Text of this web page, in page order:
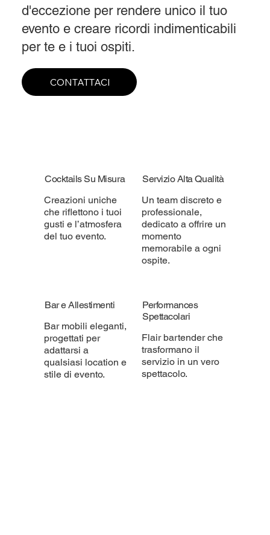
d'eccezione per rendere unico il tuo
evento e creare ricordi indimenticabili
per te e i tuoi ospiti.
CONTATTACI
Cocktails Su Misura
Creazioni uniche
che riflettono i tuoi
gusti e l’atmosfera
del tuo evento.
Servizio Alta Qualità
Un team discreto e
professionale,
dedicato a offrire un
momento
memorabile a ogni
ospite.
Bar e Allestimenti
Bar mobili eleganti,
progettati per
adattarsi a
qualsiasi location e
stile di evento.
Performances
Spettacolari
Flair bartender che
trasformano il
servizio in un vero
spettacolo.